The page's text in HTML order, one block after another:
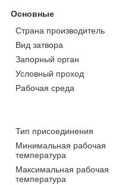
Основные
Страна производитель
Вид затвора
Запорный орган
Условный проход
Рабочая среда
Тип присоединения
Минимальная рабочая
температура
Максимальная рабочая
температура